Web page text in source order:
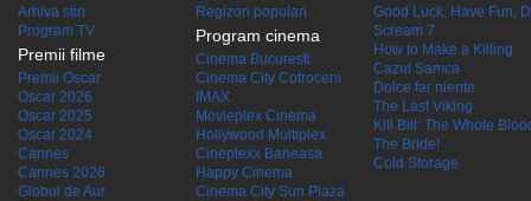
Arhiva stiri
Program TV
Premii filme
Premii Oscar
Oscar 2026
Oscar 2025
Oscar 2024
Cannes
Cannes 2026
Globul de Aur
Regizori populari
Program cinema
Cinema Bucuresti
Cinema City Cotroceni
IMAX
Movieplex Cinema
Hollywood Multiplex
Cineplexx Baneasa
Happy Cinema
Cinema City Sun Plaza
Good Luck, Have Fun,
Scream 7
How to Make a Killing
Cazul Samca
Dolce far niente
The Last Viking
Kill Bill: The Whole
The Bride!
Cold Storage